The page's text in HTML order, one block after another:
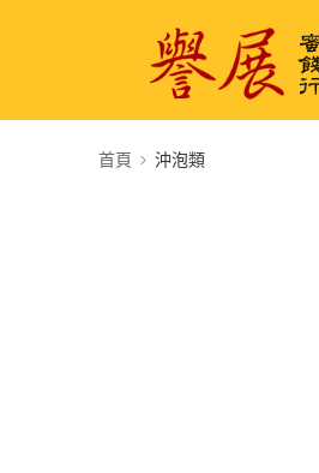
首頁 沖泡類